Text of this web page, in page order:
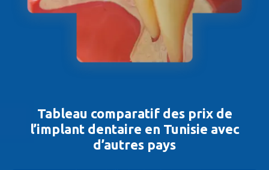
Tableau comparatif des prix de
l’implant dentaire en Tunisie avec
d’autres pays